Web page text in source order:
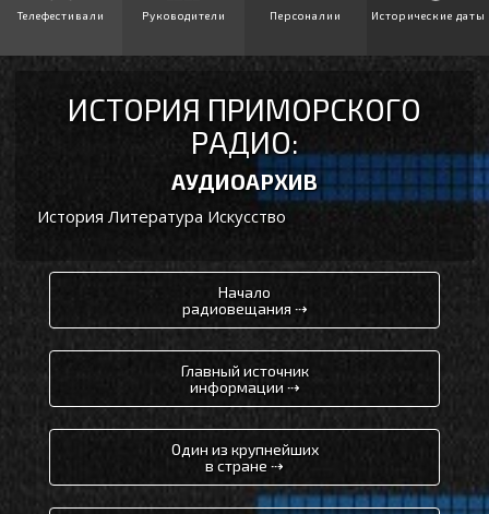
Телефестивали Руководители Персоналии Исторические даты
ИСТОРИЯ ПРИМОРСКОГО
РАДИО:
АУДИОАРХИВ
История Литература Искусство
Начало
радиовещания ⇢
Главный источник
информации ⇢
Один из крупнейших
в стране ⇢